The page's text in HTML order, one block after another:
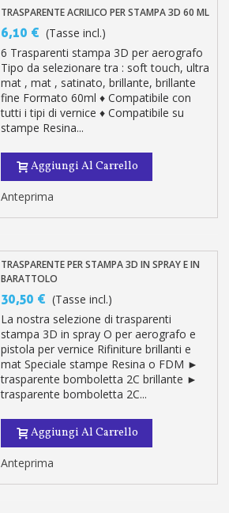
TRASPARENTE ACRILICO PER STAMPA 3D 60 ML
6,10 € (Tasse incl.)
6 Trasparenti stampa 3D per aerografo
Tipo da selezionare tra : soft touch, ultra
mat , mat , satinato, brillante, brillante
fine Formato 60ml ♦ Compatibile con
tutti i tipi di vernice ♦ Compatibile su
stampe Resina...
Aggiungi Al Carrello
Anteprima
TRASPARENTE PER STAMPA 3D IN SPRAY E IN
BARATTOLO
30,50 € (Tasse incl.)
La nostra selezione di trasparenti
stampa 3D in spray O per aerografo e
pistola per vernice Rifiniture brillanti e
mat Speciale stampe Resina o FDM ►
trasparente bomboletta 2C brillante ►
trasparente bomboletta 2C...
Aggiungi Al Carrello
Anteprima